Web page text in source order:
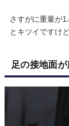
さすがに重量が
とキツイですけど
足の接地面が